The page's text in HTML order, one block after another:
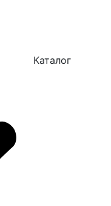
Каталог